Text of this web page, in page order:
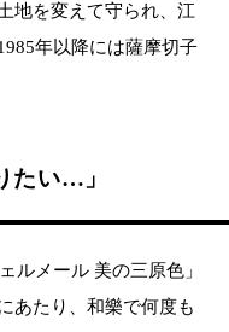
地を変えて守られ、江
年以降には薩摩切子
たい…」
ルメール 美の三原色」
あたり、和樂で何度も